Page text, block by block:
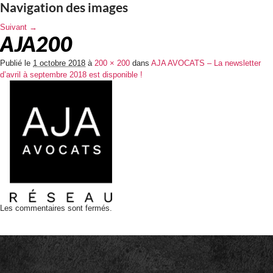
Navigation des images
Suivant →
AJA200
Publié le 1 octobre 2018 à 200 × 200 dans AJA AVOCATS – La newsletter
d’avril à septembre 2018 est disponible !
Les commentaires sont fermés.